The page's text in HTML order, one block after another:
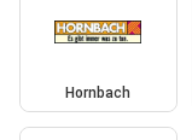
Hornbach